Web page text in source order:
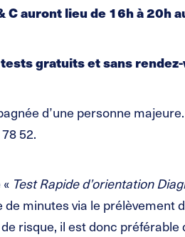
auront lieu de 16h à 20h
tests gratuits et sans
d’une personne
52.
Test Rapide d’orientation
minutes via le prélèvement
risque, il est donc